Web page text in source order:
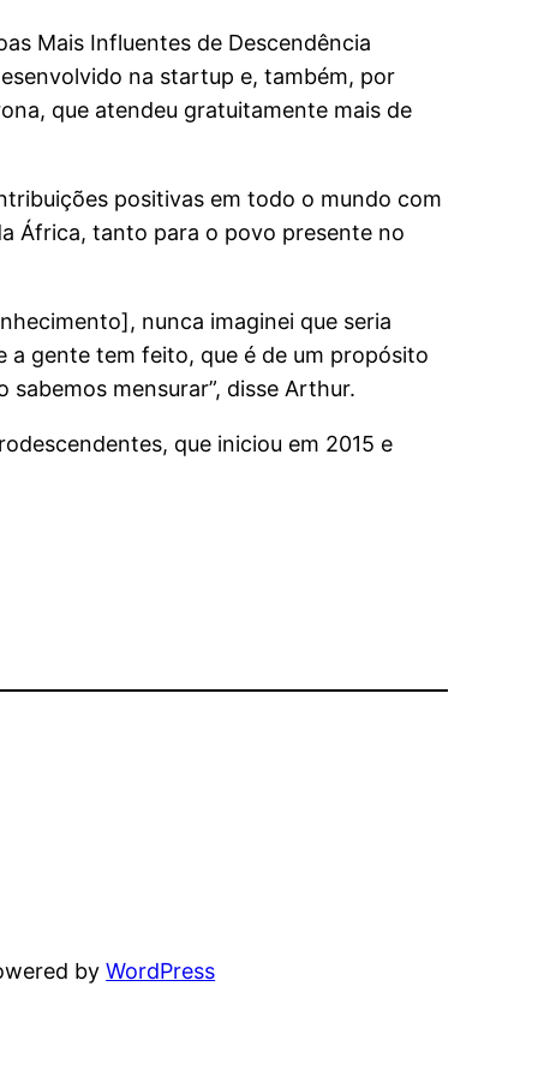
Mais Influentes de Descendência
na startup e, também, por
que atendeu gratuitamente mais de
positivas em todo o mundo com
África, tanto para o povo presente no
nunca imaginei que seria
a gente tem feito, que é de um propósito
mensurar”, disse Arthur.
que iniciou em 2015 e
byWordPress